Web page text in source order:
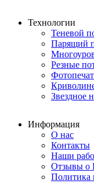
Технологии
Теневой
Парящий
Резные
Звездное
Информация
О нас
Контакты
Наши
Отзывы о
Политика